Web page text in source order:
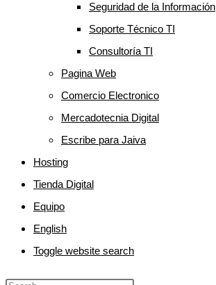
Seguridad de la Información
Soporte Técnico TI
Consultoría TI
Pagina Web
Comercio Electronico
Mercadotecnia Digital
Escribe para Jaiva
Hosting
Tienda Digital
Equipo
English
Toggle website search